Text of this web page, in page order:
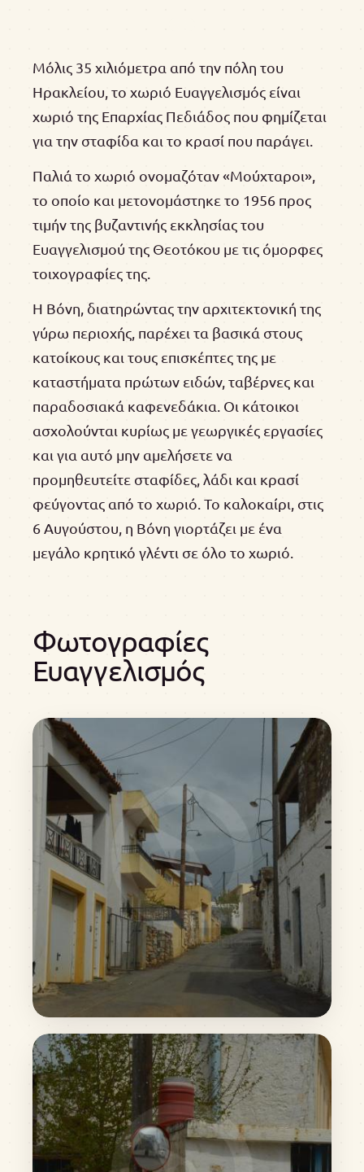
Μόλις 35 χιλιόμετρα από την πόλη του
Ηρακλείου, το χωριό Ευαγγελισμός είναι
χωριό της Επαρχίας Πεδιάδος που φημίζεται
για την σταφίδα και το κρασί που παράγει.
Παλιά το χωριό ονομαζόταν «Μούχταροι»,
το οποίο και μετονομάστηκε το 1956 προς
τιμήν της βυζαντινής εκκλησίας του
Ευαγγελισμού της Θεοτόκου με τις όμορφες
τοιχογραφίες της.
Η Βόνη, διατηρώντας την αρχιτεκτονική της
γύρω περιοχής, παρέχει τα βασικά στους
κατοίκους και τους επισκέπτες της με
καταστήματα πρώτων ειδών, ταβέρνες και
παραδοσιακά καφενεδάκια. Οι κάτοικοι
ασχολούνται κυρίως με γεωργικές εργασίες
και για αυτό μην αμελήσετε να
προμηθευτείτε σταφίδες, λάδι και κρασί
φεύγοντας από το χωριό. Το καλοκαίρι, στις
6 Αυγούστου, η Βόνη γιορτάζει με ένα
μεγάλο κρητικό γλέντι σε όλο το χωριό.
Φωτογραφίες
Ευαγγελισμός